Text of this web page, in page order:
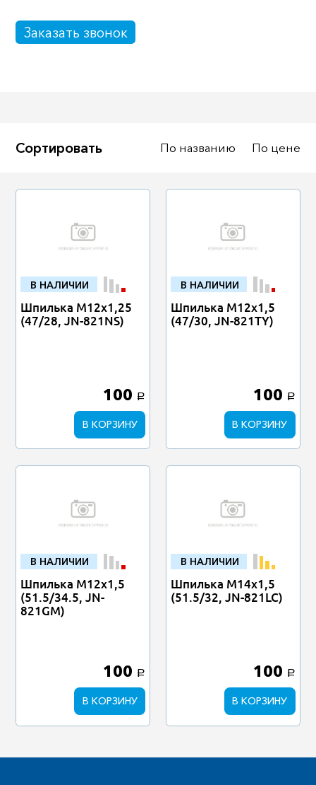
Масла
и оснастка
Заказать звонок
Сортировать По названию По цене
В НАЛИЧИИ
Шпилька М12х1,25
(47/28, JN-821NS)
100 a
В КОРЗИНУ
В НАЛИЧИИ
Шпилька М12х1,5
(47/30, JN-821TY)
100 a
В КОРЗИНУ
В НАЛИЧИИ
Шпилька М12х1,5
(51.5/34.5, JN-
821GM)
100 a
В КОРЗИНУ
В НАЛИЧИИ
Шпилька М14х1,5
(51.5/32, JN-821LC)
100 a
В КОРЗИНУ